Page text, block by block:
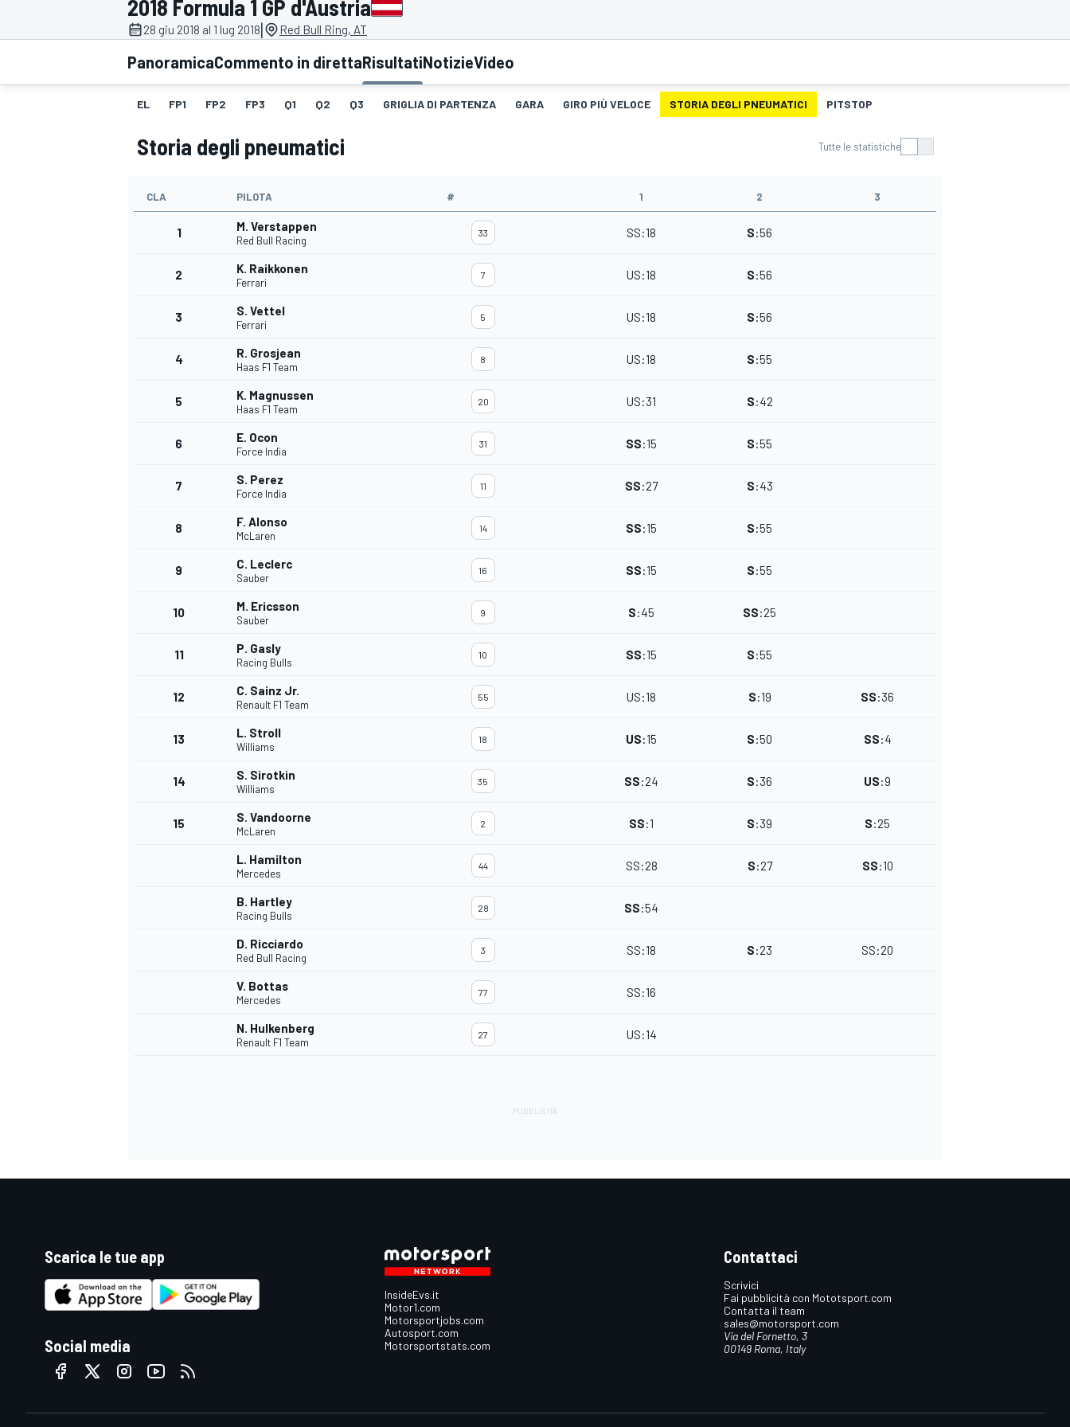
MOTOGP WEC
WRC
MONOPOSTO
ENDURANCE/GT
2018 Formula 1 GP d'Austria
28 giu 2018 al 1 lug 2018| Red Bull Ring, AT
PanoramicaCommento in direttaRisultatiNotizieVideo
EL FP1 FP2 FP3 Q1 Q2 Q3 GRIGLIA DI PARTENZA GARA GIRO PIÙ VELOCE STORIA DEGLI PNEUMATICI PITSTOP
Storia degli pneumatici Tutte le statistiche
CLA PILOTA # 1 2 3
1 M. Verstappen
Red Bull Racing
33 SS:18 S:56
2 K. Raikkonen
Ferrari
7 US:18 S:56
3 S. Vettel
Ferrari
5 US:18 S:56
4 R. Grosjean
Haas F1 Team
8 US:18 S:55
5 K. Magnussen
Haas F1 Team
20 US:31 S:42
6 E. Ocon
Force India
31 SS:15 S:55
7 S. Perez
Force India
11 SS:27 S:43
8 F. Alonso
McLaren
14 SS:15 S:55
9 C. Leclerc
Sauber
16 SS:15 S:55
10 M. Ericsson
Sauber
9 S:45 SS:25
11 P. Gasly
Racing Bulls
10 SS:15 S:55
12 C. Sainz Jr.
Renault F1 Team
55 US:18 S:19 SS:36
13 L. Stroll
Williams
18 US:15 S:50 SS:4
14 S. Sirotkin
Williams
35 SS:24 S:36 US:9
15 S. Vandoorne
McLaren
2 SS:1 S:39 S:25
L. Hamilton
Mercedes
44 SS:28 S:27 SS:10
B. Hartley
Racing Bulls
28 SS:54
D. Ricciardo
Red Bull Racing
3 SS:18 S:23 SS:20
V. Bottas
Mercedes
77 SS:16
N. Hulkenberg
Renault F1 Team
27 US:14
Scarica le tue app
Social media
InsideEvs.it
Motor1.com
Motorsportjobs.com
Autosport.com
Motorsportstats.com
Contattaci
Scrivici
Fai pubblicità con Mototsport.com
Contatta il team
sales@motorsport.com
Via del Fornetto, 3
00149 Roma, Italy